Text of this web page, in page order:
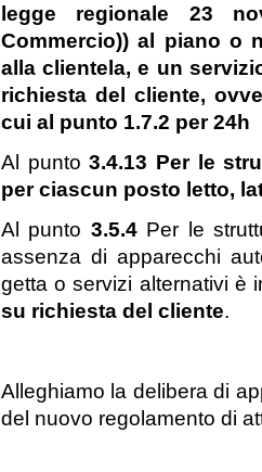
legge regionale 23
Commercio)) al piano o
alla clientela, e un
richiesta del cliente,
cui al punto 1.7.2 per 24h
Al punto 3.4.13 Per le
per ciascun posto letto,
Al punto 3.5.4 Per le
assenza di apparecchi
getta o servizi alternativi è
su richiesta del cliente.
Alleghiamo la delibera di
del nuovo regolamento di